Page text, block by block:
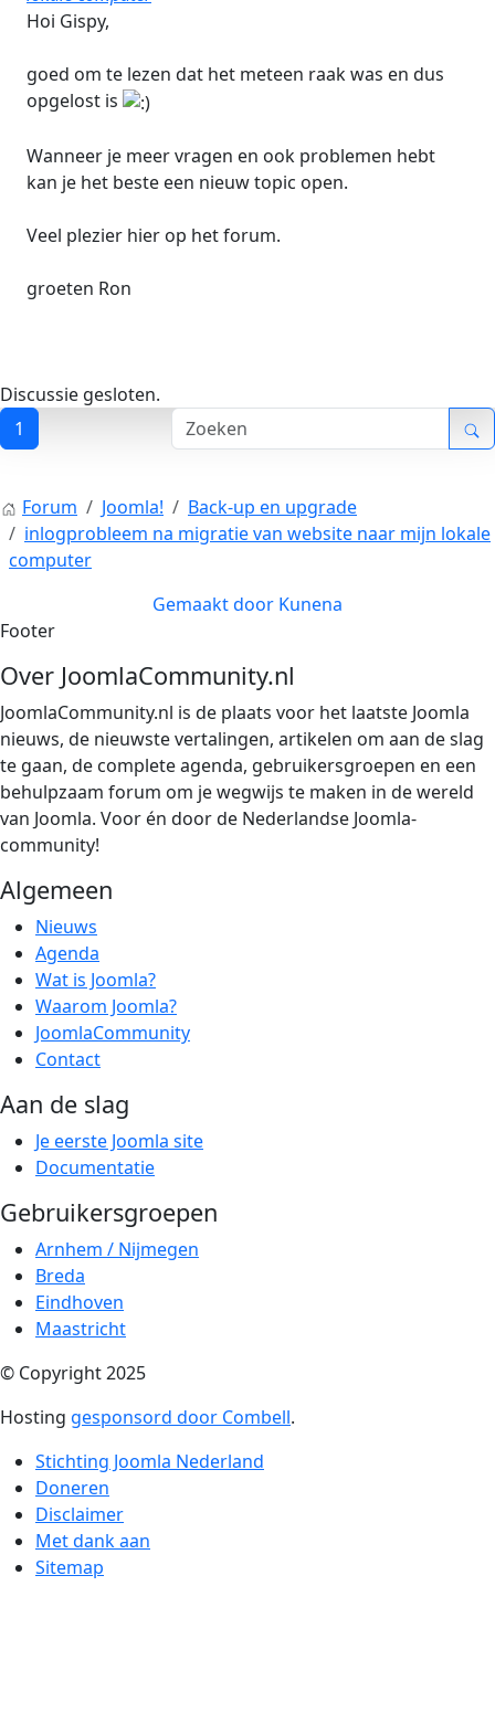
Hoi Gispy,
goed om te lezen dat het meteen raak was en dus
opgelost is
Wanneer je meer vragen en ook problemen hebt
kan je het beste een nieuw topic open.
Veel plezier hier op het forum.
groeten Ron
Discussie gesloten.
1
Forum Joomla!
Back-up en upgrade
inlogprobleem na migratie van website naar mijn lokale
computer
Gemaakt door Kunena
Footer
Over JoomlaCommunity.nl
JoomlaCommunity.nl is de plaats voor het laatste Joomla
nieuws, de nieuwste vertalingen, artikelen om aan de slag
te gaan, de complete agenda, gebruikersgroepen en een
behulpzaam forum om je wegwijs te maken in de wereld
van Joomla. Voor én door de Nederlandse Joomla-
community!
Algemeen
Nieuws
Agenda
Wat is Joomla?
Waarom Joomla?
JoomlaCommunity
Contact
Aan de slag
Je eerste Joomla site
Documentatie
Gebruikersgroepen
Arnhem / Nijmegen
Breda
Eindhoven
Maastricht
© Copyright 2025
Hosting gesponsord door Combell.
Stichting Joomla Nederland
Doneren
Disclaimer
Met dank aan
Sitemap